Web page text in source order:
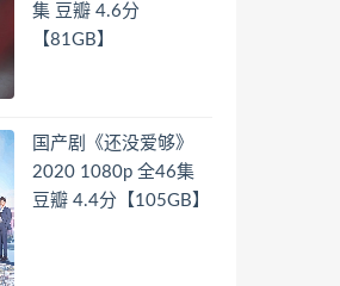
集 豆瓣 4.6分
【81GB】
国产剧《还没爱够》
2020 1080p 全46集
豆瓣 4.4分【105GB】